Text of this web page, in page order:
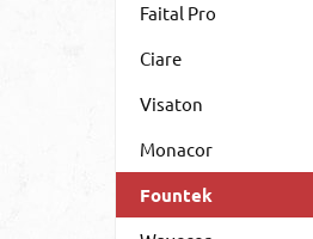
Faital Pro
Ciare
Visaton
Monacor
Fountek